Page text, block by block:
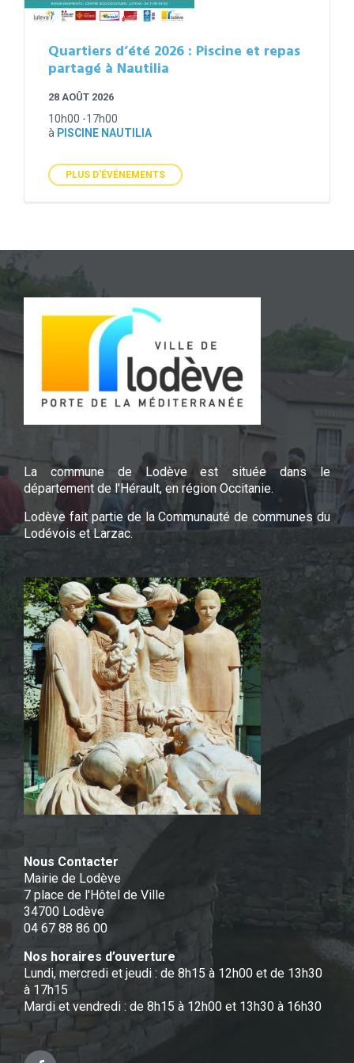
Quartiers d’été 2026 : Piscine et repas
partagé à Nautilia
28 AOÛT 2026
10h00 -17h00
à PISCINE NAUTILIA
PLUS D'ÉVÉNEMENTS
La commune de Lodève est située dans le
département de l'Hérault, en région Occitanie.
Lodève fait partie de la Communauté de communes du
Lodévois et Larzac.
Nous Contacter
Mairie de Lodève
7 place de l'Hôtel de Ville
34700 Lodève
04 67 88 86 00
Nos horaires d’ouverture
Lundi, mercredi et jeudi : de 8h15 à 12h00 et de 13h30
à 17h15
Mardi et vendredi : de 8h15 à 12h00 et 13h30 à 16h30